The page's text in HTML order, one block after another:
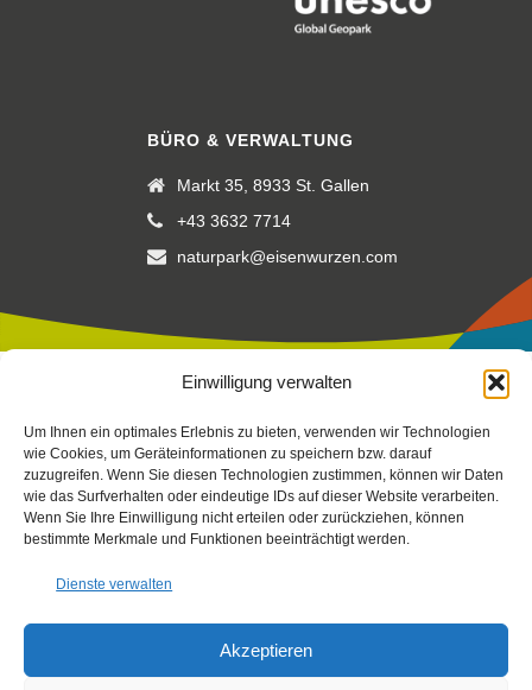
Einwilligung verwalten
Um Ihnen ein optimales Erlebnis zu bieten, verwenden wir Technologien
wie Cookies, um Geräteinformationen zu speichern bzw. darauf
zuzugreifen. Wenn Sie diesen Technologien zustimmen, können wir Daten
wie das Surfverhalten oder eindeutige IDs auf dieser Website verarbeiten.
Wenn Sie Ihre Einwilligung nicht erteilen oder zurückziehen, können
bestimmte Merkmale und Funktionen beeinträchtigt werden.
Dienste verwalten
Akzeptieren
BÜRO & VERWALTUNG
Markt 35, 8933 St. Gallen
+43 3632 7714
naturpark@eisenwurzen.com
Fotos:Stefan Leitner-Gesaeuse,TV Gesäuse Stefan Leitner
mit Unterstützung von Bund, Land Steiermark und der
Europäischen Union (LEADER), Verein Arche Noah, Peterherr,
Scheucher, Sattler, Nachbagauer, NUP EIS